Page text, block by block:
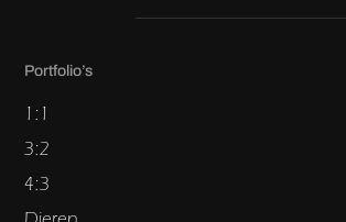
Portfolio’s
1:1
3:2
4:3